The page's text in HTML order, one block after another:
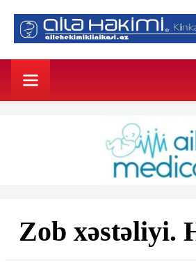
Zob xəstəliyi.